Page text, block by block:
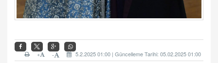
5.2.2025 01:00 | Güncelleme Tarihi: 05.02.2025 01:00
-
+